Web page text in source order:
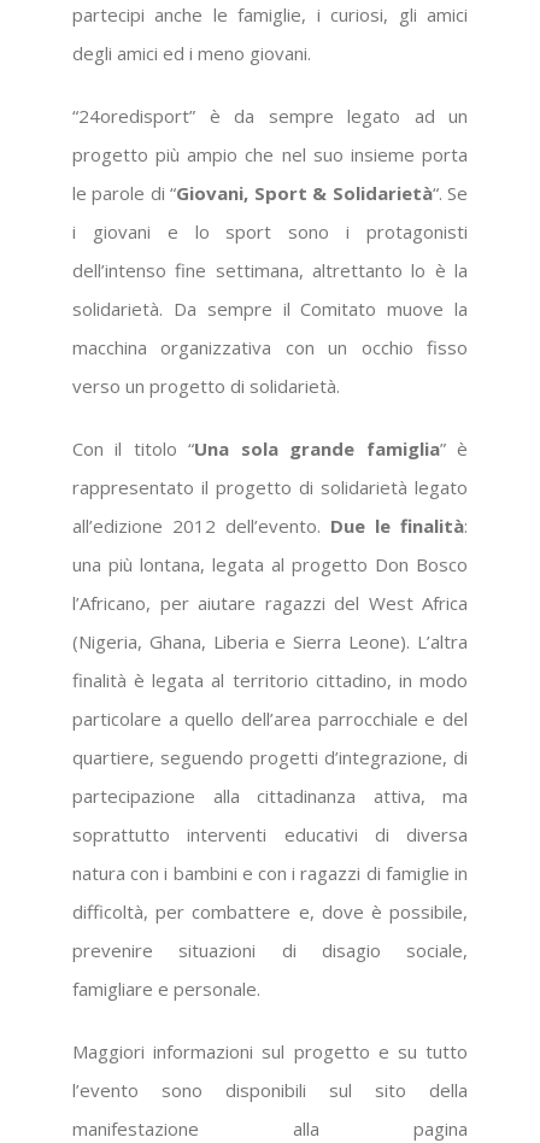
partecipi anche le famiglie, i curiosi, gli amici
degli amici ed i meno giovani.
“24oredisport” è da sempre legato ad un
progetto più ampio che nel suo insieme porta
le parole di “Giovani, Sport & Solidarietà“. Se
i giovani e lo sport sono i protagonisti
dell’intenso fine settimana, altrettanto lo è la
solidarietà. Da sempre il Comitato muove la
macchina organizzativa con un occhio fisso
verso un progetto di solidarietà.
Con il titolo “Una sola grande famiglia” è
rappresentato il progetto di solidarietà legato
all’edizione 2012 dell’evento. Due le finalità:
una più lontana, legata al progetto Don Bosco
l’Africano, per aiutare ragazzi del West Africa
(Nigeria, Ghana, Liberia e Sierra Leone). L’altra
finalità è legata al territorio cittadino, in modo
particolare a quello dell’area parrocchiale e del
quartiere, seguendo progetti d’integrazione, di
partecipazione alla cittadinanza attiva, ma
soprattutto interventi educativi di diversa
natura con i bambini e con i ragazzi di famiglie in
difficoltà, per combattere e, dove è possibile,
prevenire situazioni di disagio sociale,
famigliare e personale.
Maggiori informazioni sul progetto e su tutto
l’evento sono disponibili sul sito della
manifestazione alla pagina